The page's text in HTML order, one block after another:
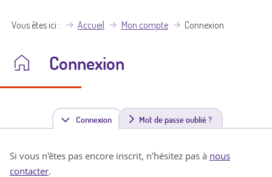
Vous êtes ici Accueil Mon compte Connexion
Connexion
Connexion(
n
Mot de passe oublié ?
Si vous n'êtes pas encore inscrit, n'hésitez pas à nous
contacter.